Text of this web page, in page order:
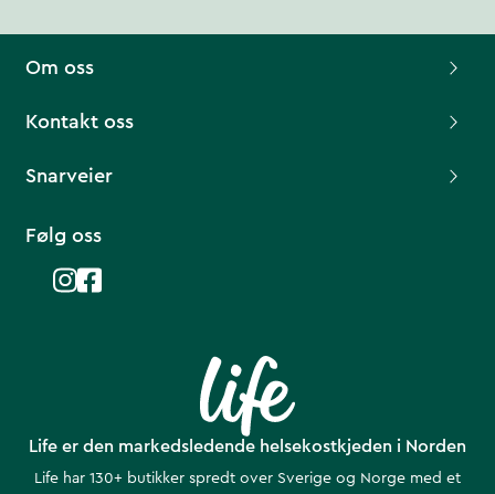
Life er den markedsledende helsekostkjeden i Norden
Life har 130+ butikker spredt over Sverige og Norge med et
Om oss
Kontakt oss
Snarveier
Følg oss